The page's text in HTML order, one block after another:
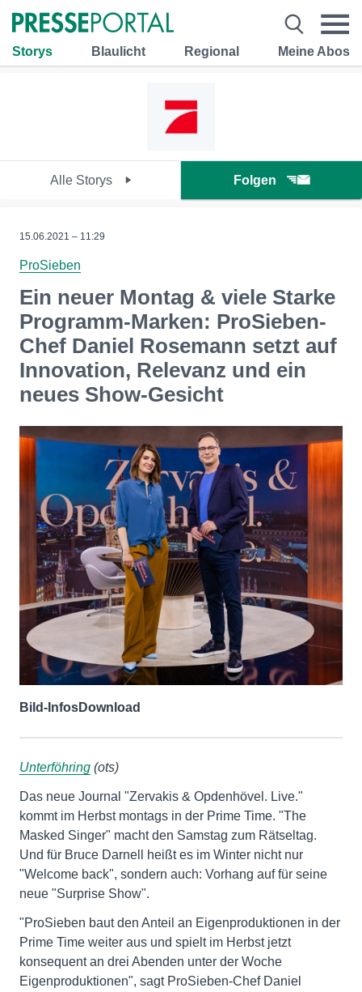
Storys Blaulicht Regional Meine Abos
Alle Storys Folgen
15.06.2021 – 11:29
ProSieben
Ein neuer Montag & viele Starke
Programm-Marken: ProSieben-
Chef Daniel Rosemann setzt auf
Innovation, Relevanz und ein
neues Show-Gesicht
Bild-InfosDownload
Unterföhring (ots)
Das neue Journal "Zervakis & Opdenhövel. Live."
kommt im Herbst montags in der Prime Time. "The
Masked Singer" macht den Samstag zum Rätseltag.
Und für Bruce Darnell heißt es im Winter nicht nur
"Welcome back", sondern auch: Vorhang auf für seine
neue "Surprise Show".
"ProSieben baut den Anteil an Eigenproduktionen in der
Prime Time weiter aus und spielt im Herbst jetzt
konsequent an drei Abenden unter der Woche
Eigenproduktionen", sagt ProSieben-Chef Daniel